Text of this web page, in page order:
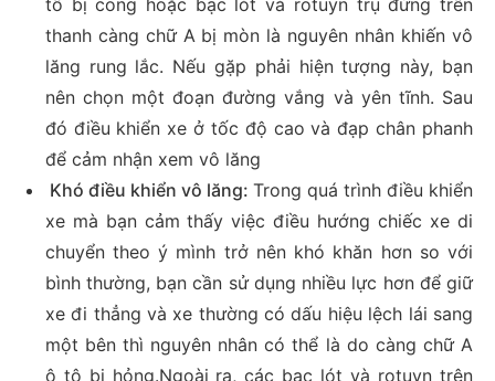
tô bị cong hoặc bạc lót và rotuyn trụ đứng trên
thanh càng chữ A bị mòn là nguyên nhân khiến vô
lăng rung lắc. Nếu gặp phải hiện tượng này, bạn
nên chọn một đoạn đường vắng và yên tĩnh. Sau
đó điều khiển xe ở tốc độ cao và đạp chân phanh
để cảm nhận xem vô lăng
Khó điều khiển vô lăng: Trong quá trình điều khiển
xe mà bạn cảm thấy việc điều hướng chiếc xe di
chuyển theo ý mình trở nên khó khăn hơn so với
bình thường, bạn cần sử dụng nhiều lực hơn để giữ
xe đi thẳng và xe thường có dấu hiệu lệch lái sang
một bên thì nguyên nhân có thể là do càng chữ A
ô tô bị hỏng.Ngoài ra, các bạc lót và rotuyn trên